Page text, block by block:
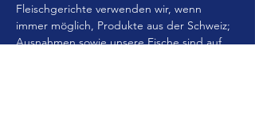
Fleischgerichte verwenden wir, wenn
immer möglich, Produkte aus der Schweiz;
Ausnahmen sowie unsere Fische sind auf